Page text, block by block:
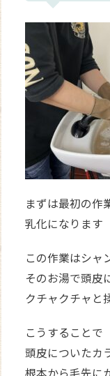
まずは最初の作
乳化になります
この作業はシャ
そのお湯で頭皮
クチャクチャと
こうすることで
頭皮についたカ